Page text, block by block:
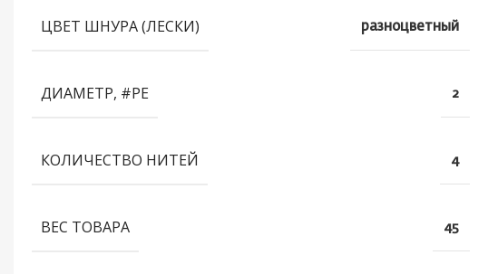
ЦВЕТ ШНУРА (ЛЕСКИ) разноцветный
ДИАМЕТР, #PE 2
КОЛИЧЕСТВО НИТЕЙ 4
ВЕС ТОВАРА 45